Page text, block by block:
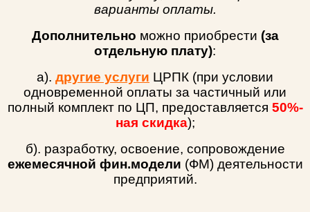
варианты оплаты.
Дополнительно можно приобрести (за
отдельную плату):
а). другие услуги ЦРПК (при условии
одновременной оплаты за частичный или
полный комплект по ЦП, предоставляется 50%-
ная скидка);
б). разработку, освоение, сопровождение
ежемесячной фин.модели (ФМ) деятельности
предприятий.